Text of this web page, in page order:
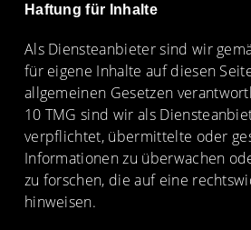
Haftung für Inhalte
Als Diensteanbieter sind wir
für eigene Inhalte auf diesen
allgemeinen Gesetzen
10 TMG sind wir als
verpflichtet, übermittelte oder
Informationen zu überwachen
zu forschen, die auf eine
hinweisen.